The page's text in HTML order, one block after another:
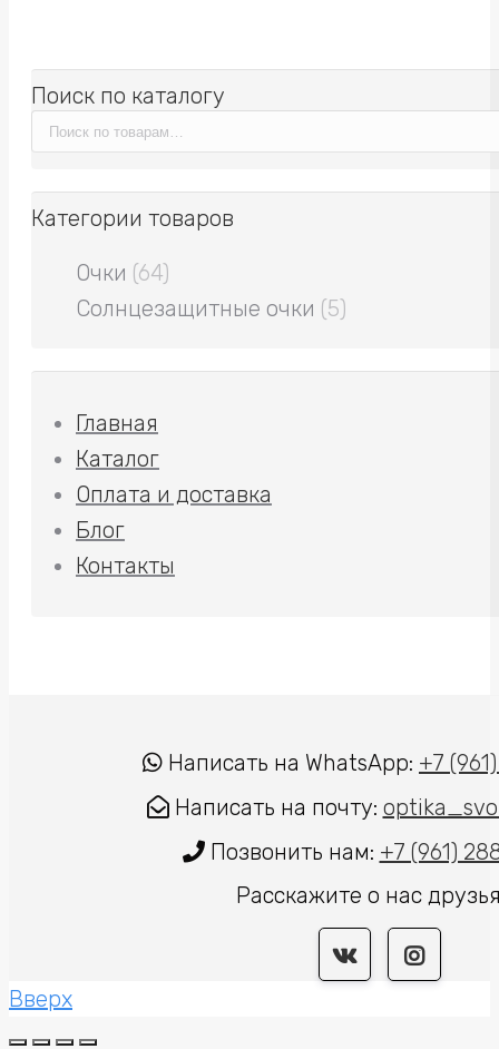
Поиск по каталогу
Категории товаров
Очки (64)
Солнцезащитные очки (5)
Главная
Каталог
Оплата и доставка
Блог
Контакты
Написать на WhatsApp: +7
Написать на почту:
Позвонить нам: +7 (961)
Расскажите о нас
Вверх